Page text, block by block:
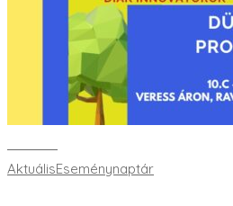
AktuálisEseménynaptár